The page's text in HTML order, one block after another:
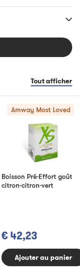
Tout afficher
Amway Most Loved
Boisson Pré-Effort goût
citron-citron-vert
€ 42,23
Ajouter au panier